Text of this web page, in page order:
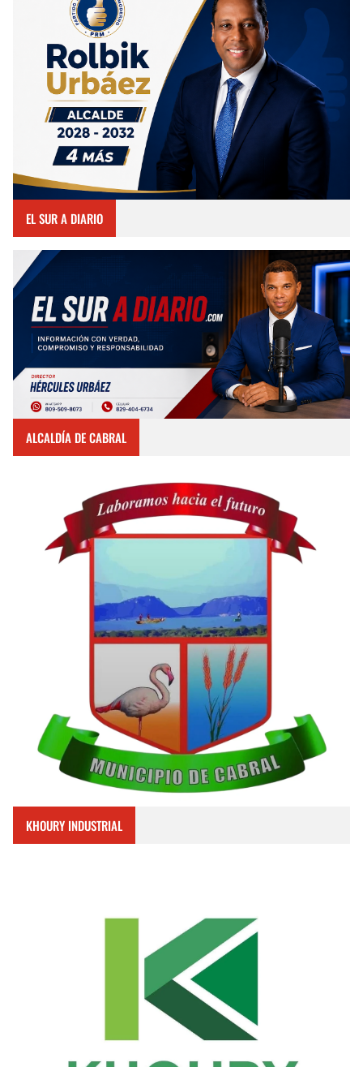
EL SUR A DIARIO
ALCALDÍA DE CABRAL
KHOURY INDUSTRIAL